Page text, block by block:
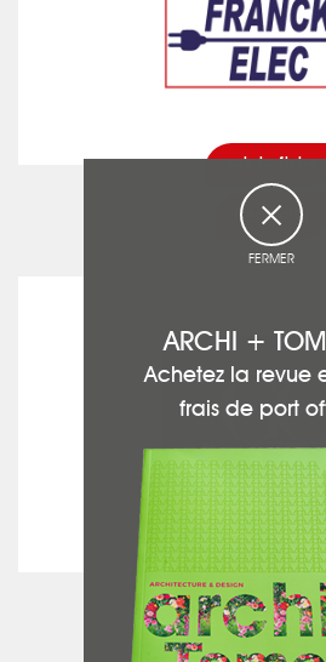
voir la fiche
Electricité
voir la fiche
Béton ciré -
FERMER
ARCHI +
Achetez la revue
frais de port